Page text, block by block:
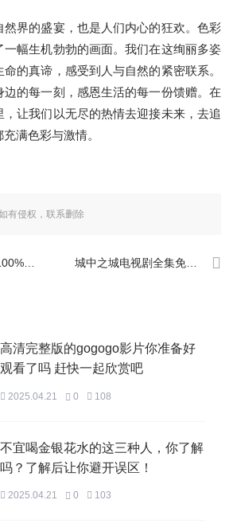
然界的盛宴，也是人们内心的狂欢。色彩
一幅生机勃勃的画面。我们在这绚丽多姿
的真谛，感受到人与自然的紧密联系。
的每一刻，感恩生活的每一份馈赠。在
让我们以无尽的热情去迎接未来，去追
满色彩与激情。
有侵权，联系删除
诊断准确性 城中之城电视剧全集免费观看，畅享精彩剧情与人物故事的完美结合
高清完整版的gogogo影片你准备好
观看了吗 赶快一起欣赏吧
2025.04.21 0 108
不宜喝金银花水的这三种人，你了解
吗？了解后让你避开误区！
2025.04.21 0 103